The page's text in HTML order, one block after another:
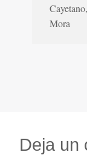
Mora
Deja un